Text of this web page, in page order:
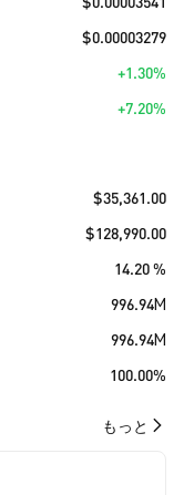
$0.00003279
+1.30%
+7.20%
$35,361.00
$128,990.00
14.20 %
996.94M
996.94M
100.00%
もっと